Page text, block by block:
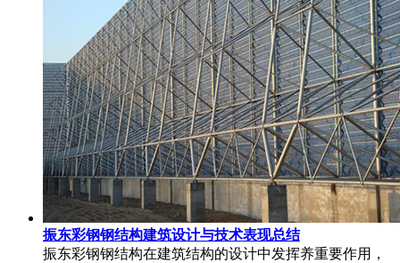
振东彩钢钢结构建筑设计与技术表现总结
振东彩钢钢结构在建筑结构的设计中发挥养重要作用，